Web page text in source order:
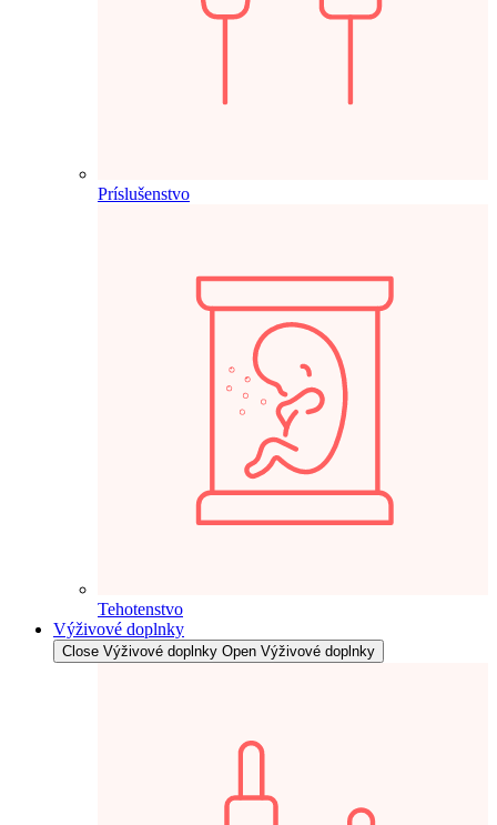
Príslušenstvo
Tehotenstvo
Výživové doplnky
Close Výživové doplnky Open Výživové doplnky